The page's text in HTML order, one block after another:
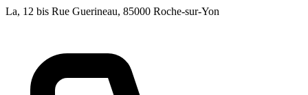
La, 12 bis Rue Guerineau, 85000 Roche-sur-Yon